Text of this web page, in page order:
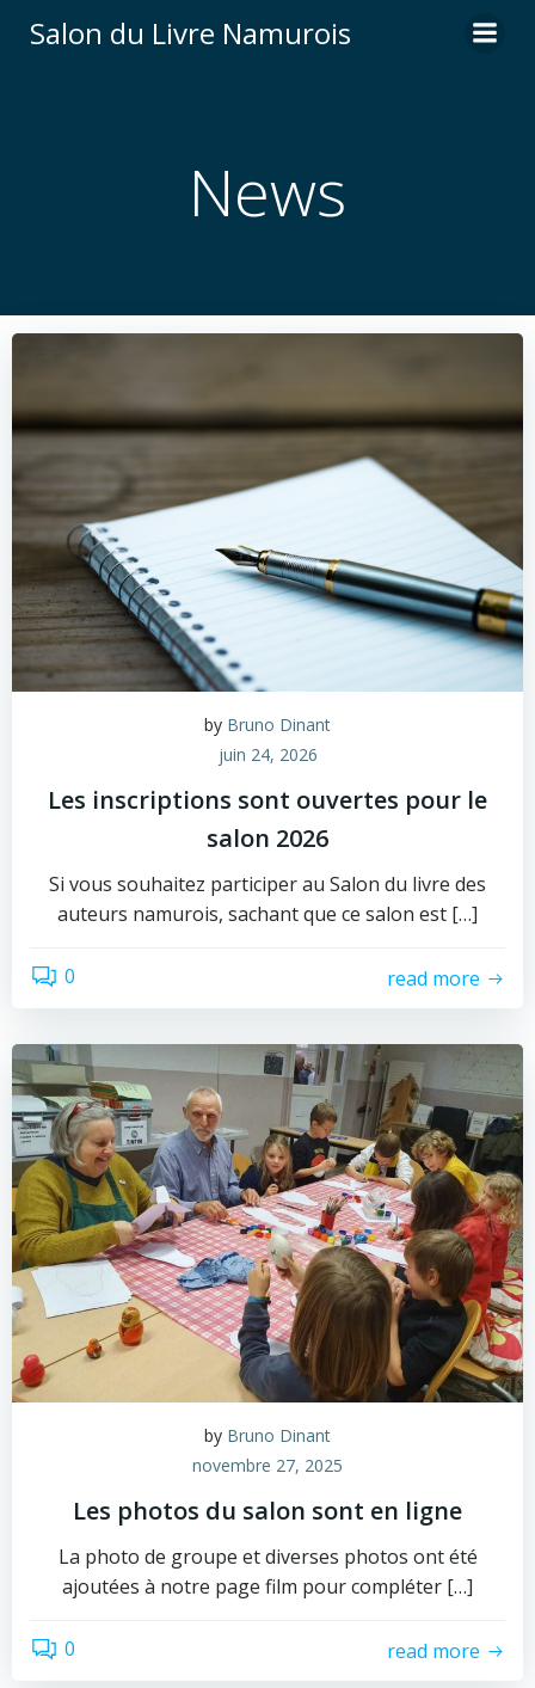
au
Salon du Livre Namurois
News
by Bruno Dinant
juin 24, 2026
Les inscriptions sont ouvertes pour le
salon 2026
Si vous souhaitez participer au Salon du livre des
auteurs namurois, sachant que ce salon est […]
0 read more
by Bruno Dinant
novembre 27, 2025
Les photos du salon sont en ligne
La photo de groupe et diverses photos ont été
ajoutées à notre page film pour compléter […]
0 read more